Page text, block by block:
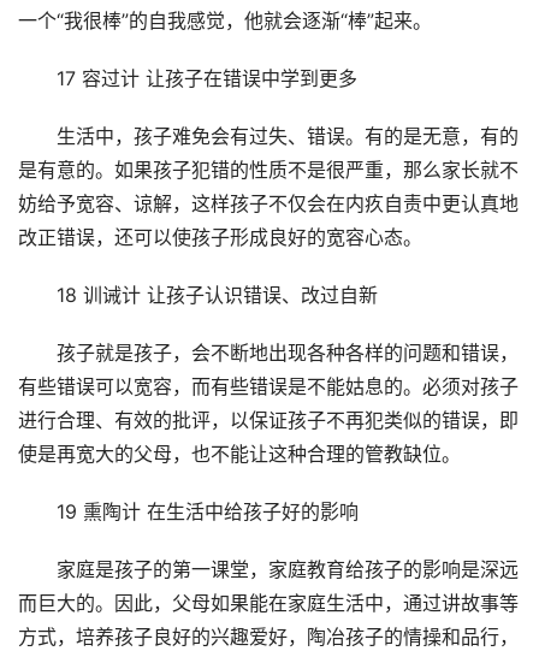
一个“我很棒”的自我感觉，他就会逐渐“棒”起来。
17 容过计 让孩子在错误中学到更多
生活中，孩子难免会有过失、错误。有的是无意，有的
是有意的。如果孩子犯错的性质不是很严重，那么家长就不
妨给予宽容、谅解，这样孩子不仅会在内疚自责中更认真地
改正错误，还可以使孩子形成良好的宽容心态。
18 训诫计 让孩子认识错误、改过自新
孩子就是孩子，会不断地出现各种各样的问题和错误，
有些错误可以宽容，而有些错误是不能姑息的。必须对孩子
进行合理、有效的批评，以保证孩子不再犯类似的错误，即
使是再宽大的父母，也不能让这种合理的管教缺位。
19 熏陶计 在生活中给孩子好的影响
家庭是孩子的第一课堂，家庭教育给孩子的影响是深远
而巨大的。因此，父母如果能在家庭生活中，通过讲故事等
方式，培养孩子良好的兴趣爱好，陶冶孩子的情操和品行，